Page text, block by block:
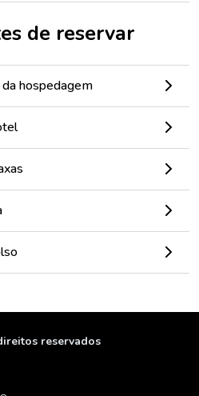
de reservar
hospedagem
reservados